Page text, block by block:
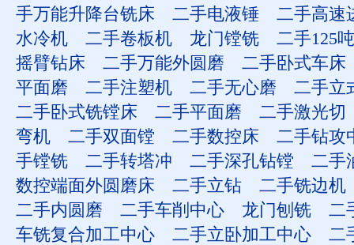
手万能升降台铣床
二手电液锤
二手高速
水冷机
二手卷板机 龙门镗铣
二手125
摇臂钻床
二手万能外圆磨
二手卧式车床
平面磨
二手注塑机 二手无心磨
二手立
二手卧式铣镗床
二手平面磨
二手激光切
弯机
二手双面镗 二手数控床
二手钻攻
手镗铣
二手转塔冲 二手深孔钻镗
二手
数控端面外圆磨床
二手立钻
二手铣边机
二手内圆磨
二手车削中心 龙门刨铣
二
车铣复合加工中心
二手立卧加工中心
二